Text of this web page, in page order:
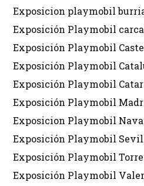
Exposicion playmobil
Exposición Playmobil
Exposición Playmobil
Exposición Playmobil
Exposición Playmobil
Exposición Playmobil
Exposicion Playmobil
Exposición Playmobil
Exposición Playmobil
Exposición Playmobil